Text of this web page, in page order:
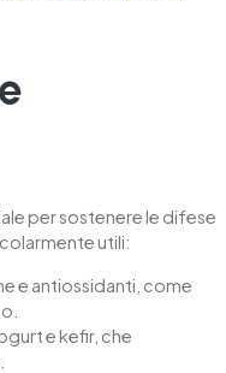
per sostenere le difese
utili:
e antiossidanti, come
e kefir, che